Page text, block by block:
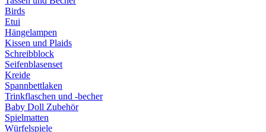
Birds
Etui
Hängelampen
Kissen und Plaids
Schreibblock
Seifenblasenset
Kreide
Spannbettlaken
Trinkflaschen und -becher
Baby Doll Zubehör
Spielmatten
Würfelspiele